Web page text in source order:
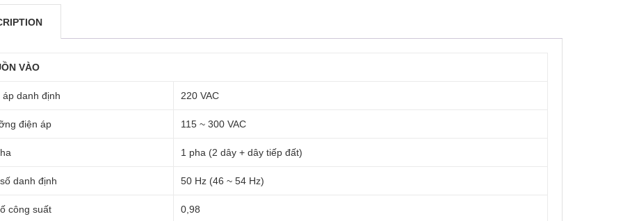
VÀO
danh định 220 VAC
điện áp 115 ~ 300 VAC
1 pha (2 dây + dây tiếp đất)
danh định 50 Hz (46 ~ 54 Hz)
công suất 0,98